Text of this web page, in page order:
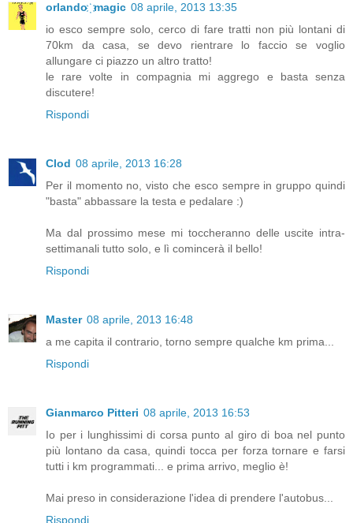
orlando ҉ magic 08 aprile, 2013 13:35
io esco sempre solo, cerco di fare tratti non più lontani di
70km da casa, se devo rientrare lo faccio se voglio
allungare ci piazzo un altro tratto!
le rare volte in compagnia mi aggrego e basta senza
discutere!
Rispondi
Clod 08 aprile, 2013 16:28
Per il momento no, visto che esco sempre in gruppo quindi
"basta" abbassare la testa e pedalare :)
Ma dal prossimo mese mi toccheranno delle uscite intra-
settimanali tutto solo, e lì comincerà il bello!
Rispondi
Master 08 aprile, 2013 16:48
a me capita il contrario, torno sempre qualche km prima...
Rispondi
Gianmarco Pitteri 08 aprile, 2013 16:53
Io per i lunghissimi di corsa punto al giro di boa nel punto
più lontano da casa, quindi tocca per forza tornare e farsi
tutti i km programmati... e prima arrivo, meglio è!
Mai preso in considerazione l'idea di prendere l'autobus...
Rispondi